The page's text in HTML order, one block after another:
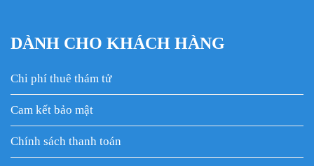
DÀNH CHO KHÁCH HÀNG
Chi phí thuê thám tử
Cam kết bảo mật
Chính sách thanh toán